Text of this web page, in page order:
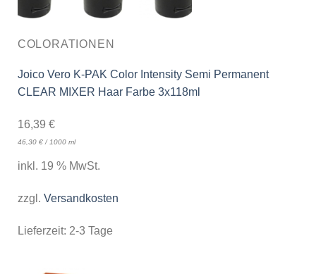
COLORATIONEN
Joico Vero K-PAK Color Intensity Semi Permanent
CLEAR MIXER Haar Farbe 3x118ml
16,39 €
46,30 €/ 1000 ml
inkl. 19 % MwSt.
zzgl. Versandkosten
Lieferzeit: 2-3 Tage